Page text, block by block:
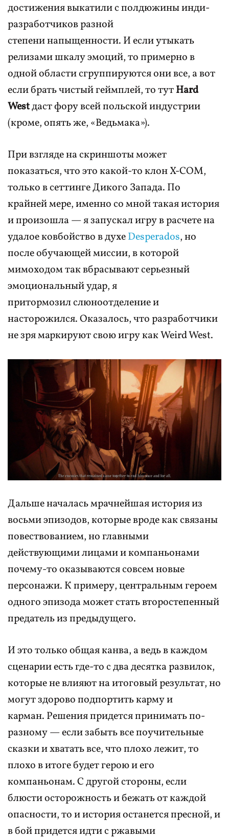
достижения выкатили с полдюжины инди-
разработчиков разной
степени напыщенности. И если утыкать
релизами шкалу эмоций, то примерно в
одной области сгруппируются они все, а вот
если брать чистый геймплей, то тутHard
Westдаст фору всей польской индустрии
(кроме, опять же, «Ведьмака»).
При взгляде на скриншоты может
показаться, что это какой-то клон X-COM,
только в сеттинге Дикого Запада. По
крайней мере, именно со мной такая история
и произошла — я запускал игру в расчете на
удалое ковбойство в духеDesperados, но
после обучающей миссии, в которой
мимоходом так вбрасывают серьезный
эмоциональный удар, я
притормозил слюноотделение и
насторожился. Оказалось, что разработчики
не зря маркируют свою игру как Weird West.
Дальше началась мрачнейшая история из
восьми эпизодов, которые вроде как связаны
повествованием, но главными
действующими лицами и компаньонами
почему-то оказываются совсем новые
персонажи. К примеру, центральным героем
одного эпизода может стать второстепенный
предатель из предыдущего.
И это только общая канва, а ведь в каждом
сценарии есть где-то с два десятка развилок,
которые не влияют на итоговый результат, но
могут здорово подпортить карму и
карман. Решения придется принимать по-
разному — если забыть все поучительные
сказки и хватать все, что плохо лежит, то
плохо в итоге будет герою и его
компаньонам. С другой стороны, если
блюсти осторожность и бежать от каждой
опасности, то и история останется пресной, и
в бой придется идти с ржавыми